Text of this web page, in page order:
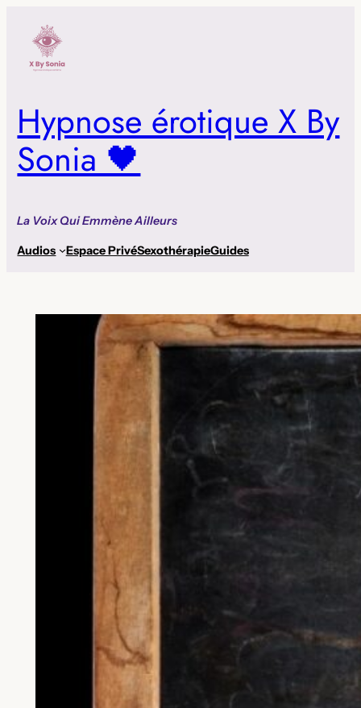
contenu
Hypnose érotique X By
Sonia 🖤
La Voix Qui Emmène Ailleurs
Audios Espace PrivéSexothérapieGuides